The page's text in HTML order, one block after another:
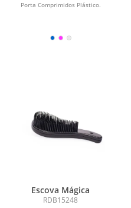
Porta Comprimidos Plástico.
Escova Mágica
RDB15248